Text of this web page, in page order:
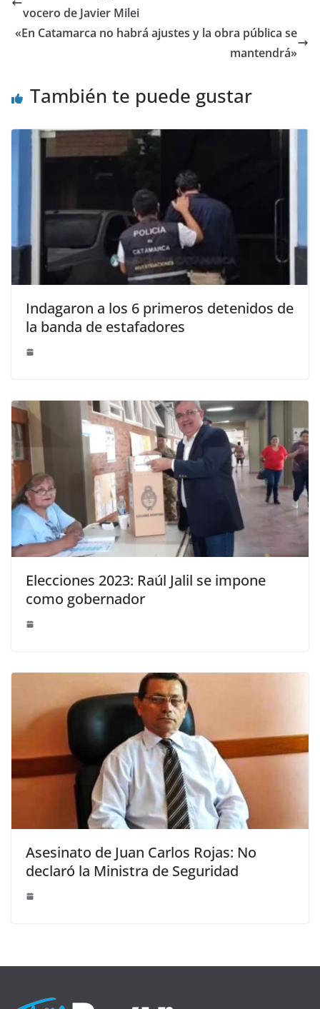
vocero de Javier Milei
«En Catamarca no habrá ajustes y la obra pública se
mantendrá»
También te puede gustar
Indagaron a los 6 primeros detenidos de
la banda de estafadores
Elecciones 2023: Raúl Jalil se impone
como gobernador
Asesinato de Juan Carlos Rojas: No
declaró la Ministra de Seguridad